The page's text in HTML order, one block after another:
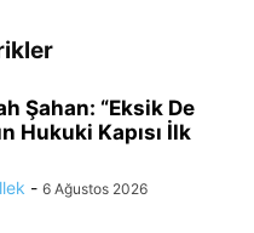
Şahan: “Eksik De
Hukuki Kapısı İlk
- 6 Ağustos 2026